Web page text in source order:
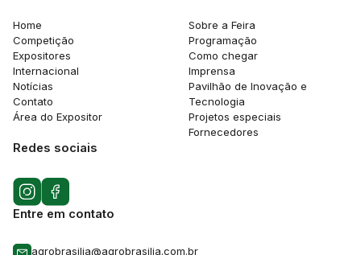
Home
Competição
Expositores
Internacional
Notícias
Contato
Área do Expositor
Sobre a Feira
Programação
Como chegar
Imprensa
Pavilhão de Inovação e
Tecnologia
Projetos especiais
Fornecedores
Redes sociais
Entre em contato
agrobrasilia@agrobrasilia.com.br